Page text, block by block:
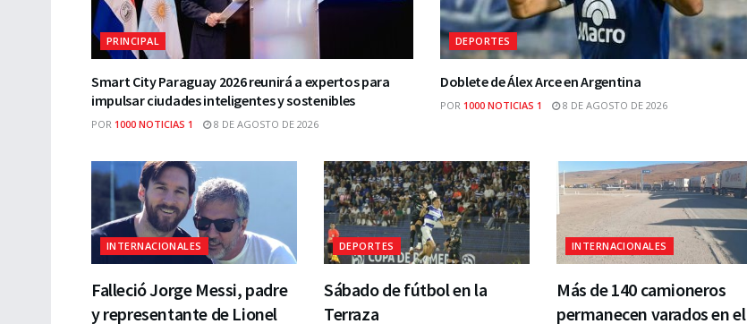
PRINCIPAL
Smart City Paraguay 2026 reunirá a expertos para
impulsar ciudades inteligentes y sostenibles
POR 1000 NOTICIAS 1 8 DE AGOSTO DE 2026
DEPORTES
Doblete de Álex Arce en Argentina
POR 1000 NOTICIAS 1 8 DE AGOSTO DE 2026
INTERNACIONALES
Falleció Jorge Messi, padre
y representante de Lionel
DEPORTES
Sábado de fútbol en la
Terraza
INTERNACIONALES
Más de 140 camioneros
permanecen varados en el